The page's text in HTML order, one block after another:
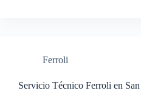
Ferroli
Servicio Técnico Ferroli en